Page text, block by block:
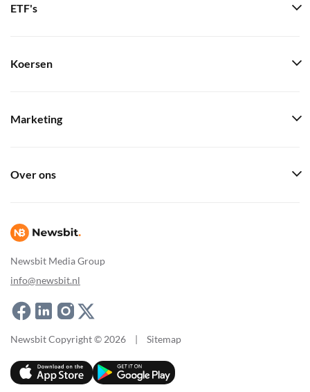
Newsbit Media Group
info@newsbit.nl
ETF's
Koersen
Marketing
Over ons
Newsbit Copyright © 2026 | Sitemap